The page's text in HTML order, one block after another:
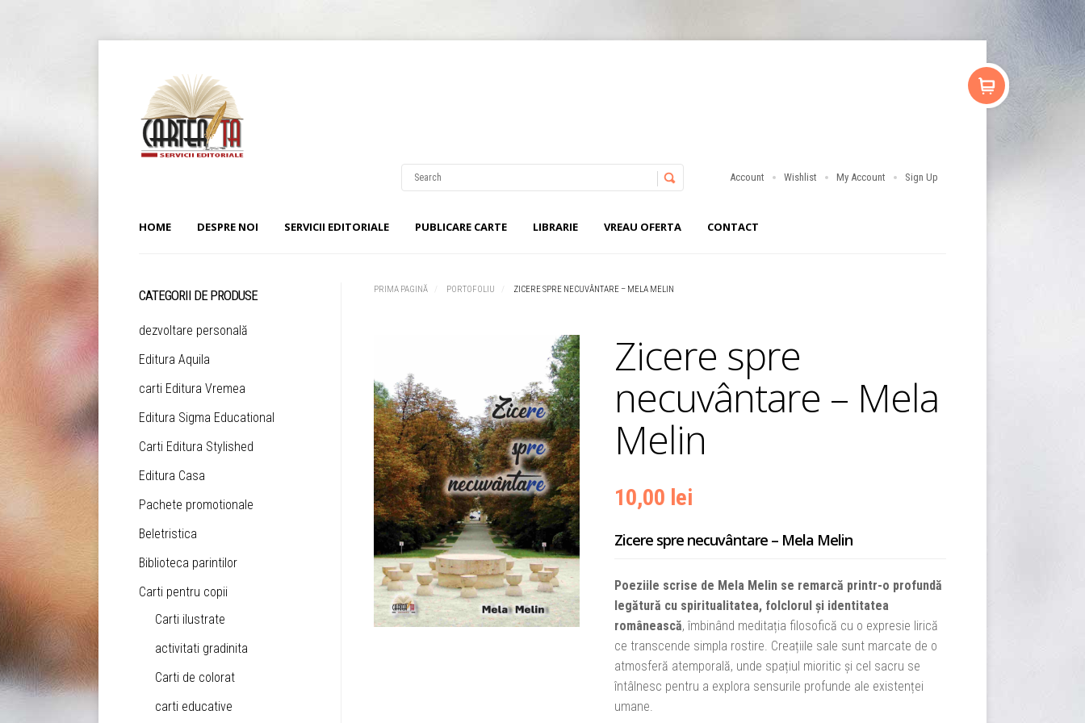
Account Wishlist My Account Sign Up
HOME DESPRE NOI SERVICII EDITORIALE PUBLICARE CARTE LIBRARIE VREAU OFERTA CONTACT
PRIMA PAGINĂ PORTOFOLIU ZICERE SPRE NECUVÂNTARE – MELA MELIN
Zicere spre
necuvântare – Mela
Melin
10,00 lei
Zicere spre necuvântare – Mela Melin
Poeziile scrise de Mela Melin se remarcă printr-o profundă
legătură cu spiritualitatea, folclorul și identitatea
românească, îmbinând meditația filosofică cu o expresie lirică
ce transcende simpla rostire. Creațiile sale sunt marcate de o
atmosferă atemporală, unde spațiul mioritic și cel sacru se
întâlnesc pentru a explora sensurile profunde ale existenței
umane.
CATEGORII DE PRODUSE
dezvoltare personală
Editura Aquila
carti Editura Vremea
Editura Sigma Educational
Carti Editura Stylished
Editura Casa
Pachete promotionale
Beletristica
Biblioteca parintilor
Carti pentru copii
Carti ilustrate
activitati gradinita
Carti de colorat
carti educative
Password
Remember Me